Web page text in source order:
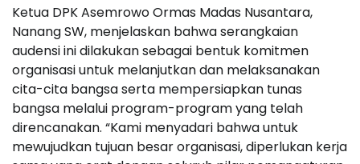
Ketua DPK Asemrowo Ormas Madas Nusantara,
Nanang SW, menjelaskan bahwa serangkaian
audensi ini dilakukan sebagai bentuk komitmen
organisasi untuk melanjutkan dan melaksanakan
cita-cita bangsa serta mempersiapkan tunas
bangsa melalui program-program yang telah
direncanakan. “Kami menyadari bahwa untuk
mewujudkan tujuan besar organisasi, diperlukan kerja